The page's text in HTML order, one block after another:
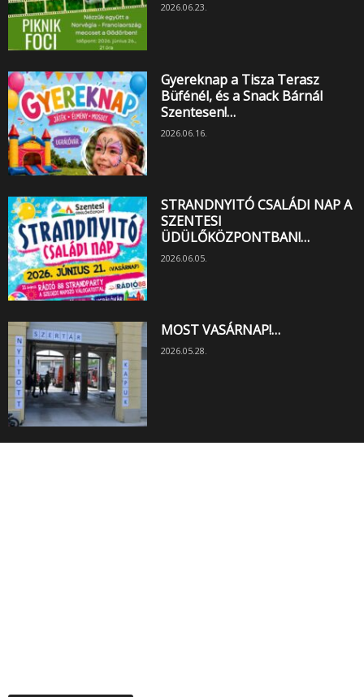
2026.06.23.
Gyereknap a Tisza Terasz
Büfénél, és a Snack Bárnál
Szentesen!…
2026.06.16.
STRANDNYITÓ CSALÁDI NAP A
SZENTESI
ÜDÜLŐKÖZPONTBAN!…
2026.06.05.
MOST VASÁRNAP!…
2026.05.28.